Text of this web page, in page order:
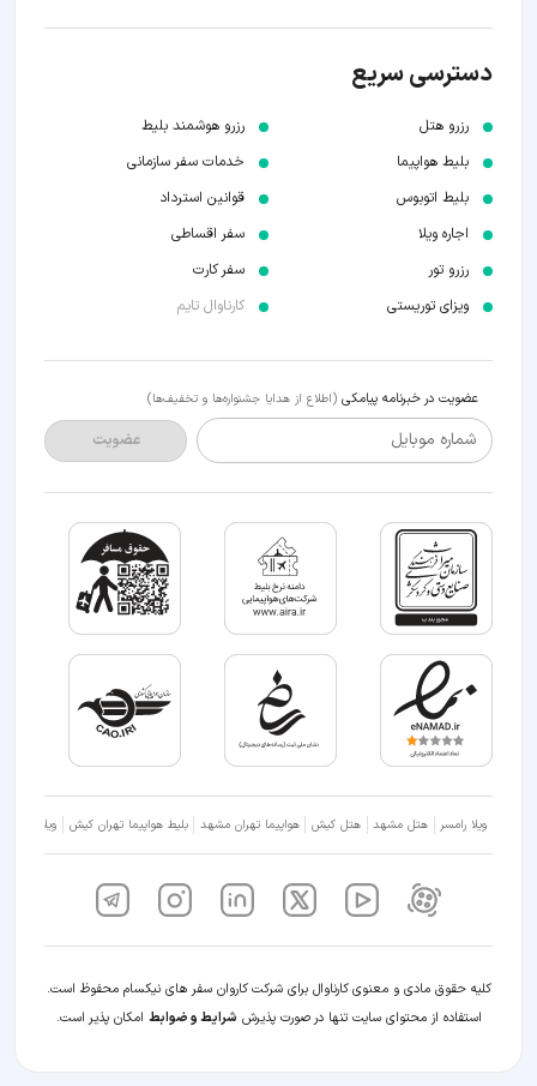
دسترسی سریع
رزرو هتل
بلیط هواپیما
بلیط اتوبوس
اجاره ویلا
رزرو تور
ویزای توریستی
رزرو هوشمند بلیط
خدمات سفر سازمانی
قوانین استرداد
سفر اقساطی
سفر کارت
کارناوال تایم
عضویت در خبرنامه پیامکی (اطلاع از هدایا جشنواره‌ها و تخفیف‌ها)
شماره موبایل عضویت
ویلا رامسر هتل مشهد هتل کیش هواپیما تهران مشهد بلیط هواپیما تهران کیش ویلا شمال
کلیه حقوق مادی و معنوی کارناوال برای شرکت کاروان سفر های نیکسام محفوظ است.
استفاده از محتوای سایت تنها در صورت پذیرش شرایط و ضوابط امکان پذیر است.